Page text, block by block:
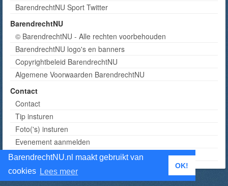
BarendrechtNU.nl maakt gebruikt van
cookies Lees meer
OK!
BarendrechtNU Sport Twitter
BarendrechtNU
© BarendrechtNU - Alle rechten voorbehouden
BarendrechtNU logo's en banners
Copyrightbeleid BarendrechtNU
Algemene Voorwaarden BarendrechtNU
Contact
Contact
Tip insturen
Foto('s) insturen
Evenement aanmelden
Informatie aanvragen adverteren